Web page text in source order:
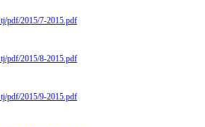
pdf/2015/7-2015.pdf
pdf/2015/8-2015.pdf
pdf/2015/9-2015.pdf